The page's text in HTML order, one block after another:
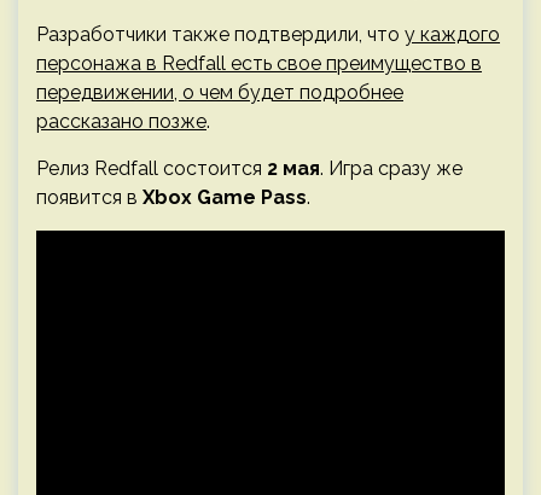
Разработчики также подтвердили, что у каждого
персонажа в Redfall есть свое преимущество в
передвижении, о чем будет подробнее
рассказано позже.
Релиз Redfall состоится 2 мая. Игра сразу же
появится в Xbox Game Pass.